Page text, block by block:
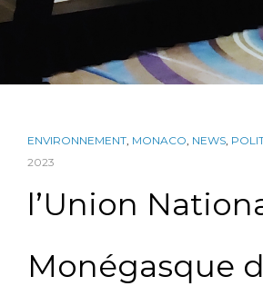
ENVIRONNEMENT, MONACO, NEWS,
2023
l’Union
Monégasque